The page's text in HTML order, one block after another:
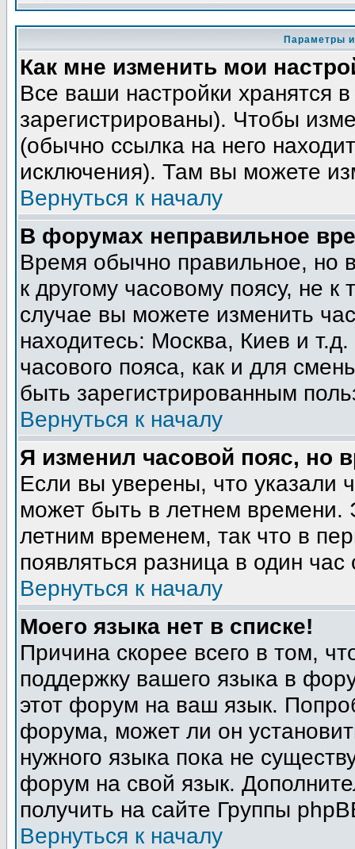
Параметры
Как мне изменить мои
Все ваши настройки хранятся
зарегистрированы). Чтобы
(обычно ссылка на него
исключения). Там вы можете
Вернуться к началу
В форумах неправильное
Время обычно правильное, но
к другому часовому поясу, не
случае вы можете изменить
находитесь: Москва, Киев и
часового пояса, как и для
быть зарегистрированным
Вернуться к началу
Я изменил часовой пояс, но
Если вы уверены, что указали
может быть в летнем времени.
летним временем, так что в
появляться разница в один
Вернуться к началу
Моего языка нет в списке!
Причина скорее всего в том,
поддержку вашего языка в
этот форум на ваш язык.
форума, может ли он
нужного языка пока не
форум на свой язык.
получить на сайте Группы
Вернуться к началу